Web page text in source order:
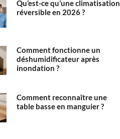
Qu’est-ce qu’une climatisation
réversible en 2026 ?
Comment fonctionne un
déshumidificateur après
inondation ?
Comment reconnaître une
table basse en manguier ?